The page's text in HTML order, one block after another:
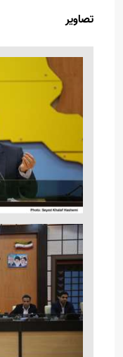
تصاویر